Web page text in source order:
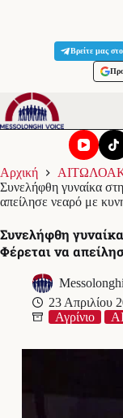
Βρείτε μας
Αρχική
Συνελήφθη γυναίκα
απείλησε νεαρό με
Συνελήφθη
Φέρεται να
23 Απριλίου
Αγρίνιο